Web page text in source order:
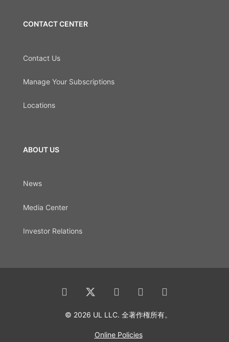
CONTACT CENTER
Contact Us
Manage Your Subscriptions
Locations
ABOUT US
News
Media Center
Investor Relations
© 2026 UL LLC. 全著作権所有。
Online Policies